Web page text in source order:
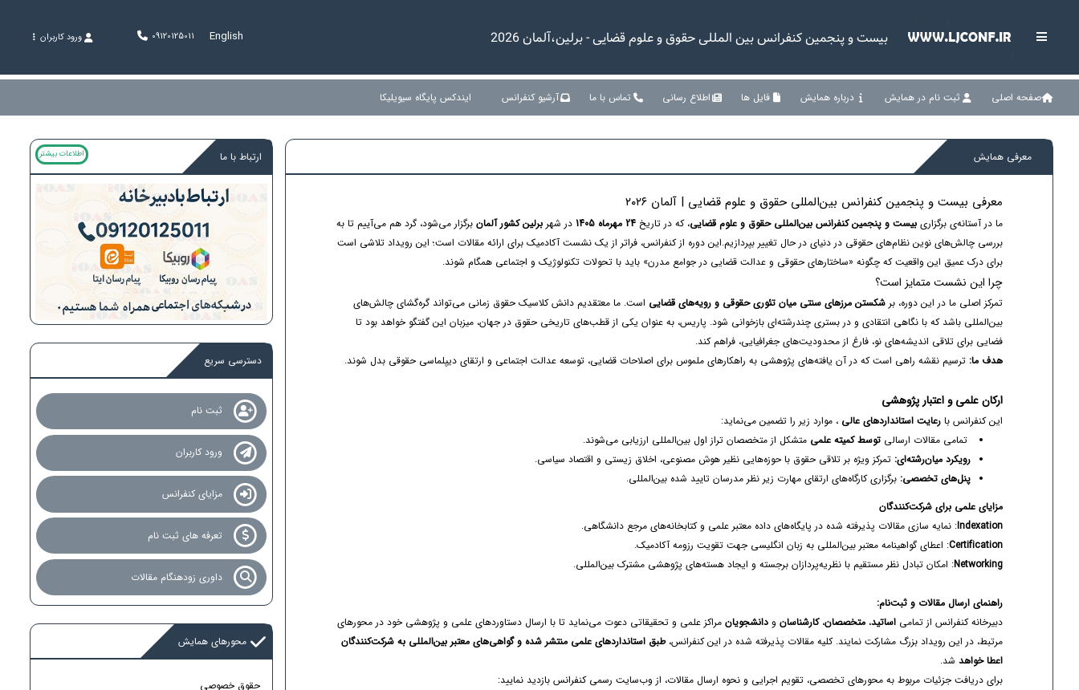
بیست و پنجمین کنفرانس بین المللی حقوق و علوم قضایی - برلین،آلمان 2026 English
09120125011 ورود کاربران
صفحه اصلی ثبت نام در همایش درباره همایش فایل ها اطلاع رسانی تماس با ما آرشیو کنفرانس ایندکس پایگاه سیویلیکا
معرفی همایش
معرفی بیست‌ و پنجمین کنفرانس بین‌المللی حقوق و علوم قضایی | آلمان ۲۰۲۶
ما در آستانه‌ی برگزاریبیست‌ و پنجمین کنفرانس بین‌المللی حقوق و علوم قضایی، که در تاریخ24 مهرماه 1405 در شهربرلین کشور آلمانبرگزار می‌شود، گرد هم می‌آییم تا به
بررسی چالش‌های نوین نظام‌های حقوقی در دنیای در حال تغییر بپردازیم.این دوره از کنفرانس، فراتر از یک نشست آکادمیک برای ارائه مقالات است؛ این رویداد تلاشی است
برای درک عمیق این واقعیت که چگونه «ساختارهای حقوقی و عدالت قضایی در جوامع مدرن» باید با تحولات تکنولوژیک و اجتماعی همگام شوند.
چرا این نشست متمایز است؟
تمرکز اصلی ما در این دوره، برشکستن مرزهای سنتی میان تئوری حقوقی و رویه‌های قضایی است. ما معتقدیم دانش کلاسیک حقوق زمانی می‌تواند گره‌گشای چالش‌های
بین‌المللی باشد که با نگاهی انتقادی و در بستری چندرشته‌ای بازخوانی شود. پاریس، به عنوان یکی از قطب‌های تاریخی حقوق در جهان، میزبان این گفتگو خواهد بود تا
فضایی برای تلاقی اندیشه‌های نو، فارغ از محدودیت‌های جغرافیایی، فراهم کند.
هدف ما: ترسیم نقشه راهی است که در آن یافته‌های پژوهشی به راهکارهای ملموس برای اصلاحات قضایی، توسعه عدالت اجتماعی و ارتقای دیپلماسی حقوقی بدل شوند.
ارکان علمی و اعتبار پژوهشی
این کنفرانس بارعایت استانداردهای عالی ، موارد زیر را تضمین می‌نماید:
تمامی مقالات ارسالیتوسط کمیته علمی متشکل از متخصصان تراز اول بین‌المللی ارزیابی می‌شوند.
رویکرد میان‌رشته‌ای: تمرکز ویژه بر تلاقی حقوق با حوزه‌هایی نظیر هوش مصنوعی، اخلاق زیستی و اقتصاد سیاسی.
پنل‌های تخصصی: برگزاری کارگاه‌های ارتقای مهارت زیر نظر مدرسان تایید شده بین‌المللی.
مزایای علمی برای شرکت‌کنندگان
Indexation: نمایه سازی مقالات پذیرفته شده در پایگاه‌های داده معتبر علمی و کتابخانه‌های مرجع دانشگاهی.
Certification: اعطای گواهینامه معتبر بین‌المللی به زبان انگلیسی جهت تقویت رزومه آکادمیک.
Networking: امکان تبادل نظر مستقیم با نظریه‌پردازان برجسته و ایجاد هسته‌های پژوهشی مشترک بین‌المللی.
راهنمای ارسال مقالات و ثبت‌نام:
دبیرخانه کنفرانس از تمامیاساتید،متخصصان،کارشناسان ودانشجویان مراکز علمی و تحقیقاتی دعوت می‌نماید تا با ارسال دستاوردهای علمی و پژوهشی خود در محورهای
مرتبط، در این رویداد بزرگ مشارکت نمایند. کلیه مقالات پذیرفته شده در این کنفرانس،طبق استانداردهای علمی منتشر شده و گواهی‌های معتبر بین‌المللی به شرکت‌کنندگان
اعطا خواهد شد.
برای دریافت جزئیات مربوط به محورهای تخصصی، تقویم اجرایی و نحوه ارسال مقالات، از وب‌سایت رسمی کنفرانس بازدید نمایید:
ارتباط با ما اطلاعات بیشتر
دسترسی سریع
ثبت نام
ورود کاربران
مزایای کنفرانس
تعرفه های ثبت نام
داوری زودهنگام مقالات
محورهای همایش
حقوق خصوصی